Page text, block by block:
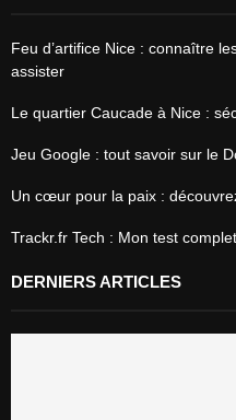
Feu d’artifice Nice : connaître
assister
Le quartier Caucade à Nice :
Jeu Google : tout savoir sur le
Un cœur pour la paix :
Trackr.fr Tech : Mon test
DERNIERS ARTICLES